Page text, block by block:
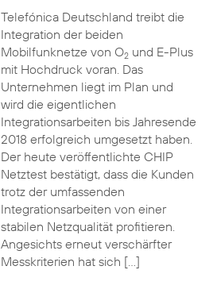
Telefónica Deutschland treibt die
Integration der beiden
Mobilfunknetze von O2und E-Plus
mit Hochdruck voran. Das
Unternehmen liegt im Plan und
wird die eigentlichen
Integrationsarbeiten bis Jahresende
2018 erfolgreich umgesetzt haben.
Der heute veröffentlichte CHIP
Netztest bestätigt, dass die Kunden
trotz der umfassenden
Integrationsarbeiten von einer
stabilen Netzqualität profitieren.
Angesichts erneut verschärfter
Messkriterien hat sich […]